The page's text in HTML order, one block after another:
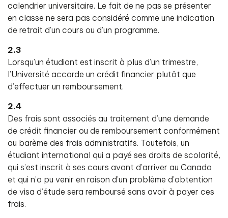
calendrier universitaire. Le fait de ne pas se présenter
en classe ne sera pas considéré comme une indication
de retrait d’un cours ou d’un programme.
2.3
Lorsqu’un étudiant est inscrit à plus d’un trimestre,
l’Université accorde un crédit financier plutôt que
d’effectuer un remboursement.
2.4
Des frais sont associés au traitement d’une demande
de crédit financier ou de remboursement conformément
au barème des frais administratifs. Toutefois, un
étudiant international qui a payé ses droits de scolarité,
qui s’est inscrit à ses cours avant d’arriver au Canada
et qui n’a pu venir en raison d’un problème d’obtention
de visa d’étude sera remboursé sans avoir à payer ces
frais.